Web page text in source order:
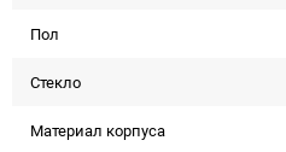
Пол
Стекло
Материал корпуса